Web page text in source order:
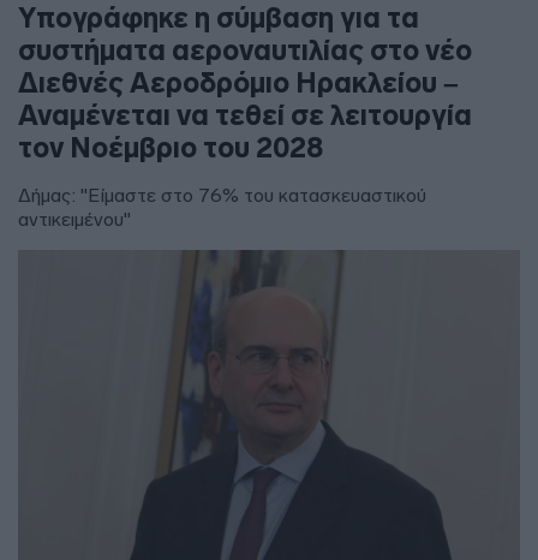
Υπογράφηκε η σύμβαση για τα
συστήματα αεροναυτιλίας στο νέο
Διεθνές Αεροδρόμιο Ηρακλείου –
Αναμένεται να τεθεί σε λειτουργία
τον Νοέμβριο του 2028
Δήμας: "Είμαστε στο 76% του κατασκευαστικού
αντικειμένου"